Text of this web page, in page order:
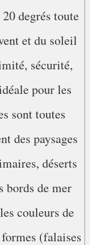
degrés toute
et du soleil
sécurité,
pour les
sont toutes
des paysages
déserts
bords de mer
couleurs de
(falaises